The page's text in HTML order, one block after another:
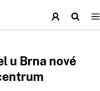
u Brna nové